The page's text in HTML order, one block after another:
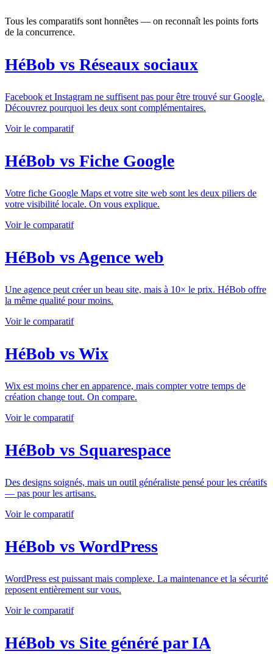
Tous les comparatifs sont honnêtes — on reconnaît les points forts
de la concurrence.
HéBob vs Réseaux sociaux
Facebook et Instagram ne suffisent pas pour être trouvé sur Google.
Découvrez pourquoi les deux sont complémentaires.
Voir le comparatif
HéBob vs Fiche Google
Votre fiche Google Maps et votre site web sont les deux piliers de
votre visibilité locale. On vous explique.
Voir le comparatif
HéBob vs Agence web
Une agence peut créer un beau site, mais à 10× le prix. HéBob offre
la même qualité pour moins.
Voir le comparatif
HéBob vs Wix
Wix est moins cher en apparence, mais compter votre temps de
création change tout. On compare.
Voir le comparatif
HéBob vs Squarespace
Des designs soignés, mais un outil généraliste pensé pour les créatifs
— pas pour les artisans.
Voir le comparatif
HéBob vs WordPress
WordPress est puissant mais complexe. La maintenance et la sécurité
reposent entièrement sur vous.
Voir le comparatif
HéBob vs Site généré par IA